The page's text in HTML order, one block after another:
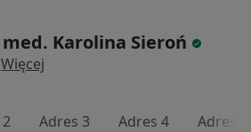
Karolina Sieroń
Więcej
Adres 3 Adres 4 Adres 5